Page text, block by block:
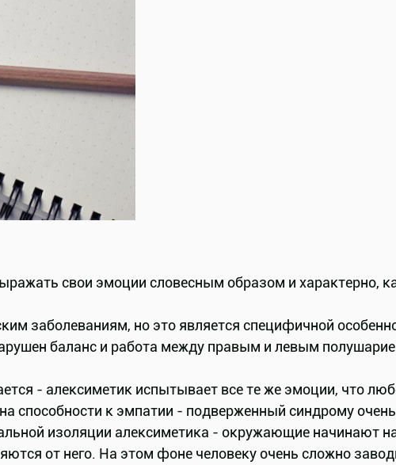
свои эмоции словесным образом и характерно,
заболеваниям, но это является специфичной
баланс и работа между правым и левым
- алексиметик испытывает все те же эмоции, что
способности к эмпатии - подверженный синдрому
изоляции алексиметика - окружающие начинают
от него. На этом фоне человеку очень сложно